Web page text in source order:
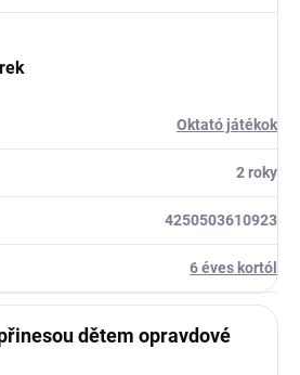
Oktató játékok
2 roky
4250503610923
6 éves kortól
dětem opravdové